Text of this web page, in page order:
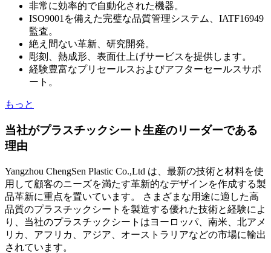
非常に効率的で自動化された機器。
ISO9001を備えた完璧な品質管理システム、IATF16949
監査。
絶え間ない革新、研究開発。
彫刻、熱成形、表面仕上げサービスを提供します。
経験豊富なプリセールスおよびアフターセールスサポ
ート。
もっと
当社がプラスチックシート生産のリーダーである
理由
Yangzhou ChengSen Plastic Co.,Ltd は、最新の技術と材料を使
用して顧客のニーズを満たす革新的なデザインを作成する製
品革新に重点を置いています。 さまざまな用途に適した高
品質のプラスチックシートを製造する優れた技術と経験によ
り、当社のプラスチックシートはヨーロッパ、南米、北アメ
リカ、アフリカ、アジア、オーストラリアなどの市場に輸出
されています。